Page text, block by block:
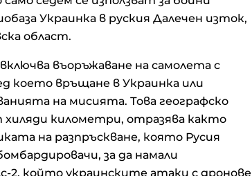
Украинка в руския Далечен изток,
област.
въоръжаване на самолета с
което връщане в Украинка или
на мисията. Това географско
хиляди километри, отразява както
на разпръскване, която Русия
за да намали
2, който украинските атаки с дронове
първите 100 дни
П. Райков: Петролните резерви
сценарий за цена на петрола от
200 долара
Щерьо Ножаров: Може да има
актуализация на бюджета
заради неизпълнени капиталови
разходи